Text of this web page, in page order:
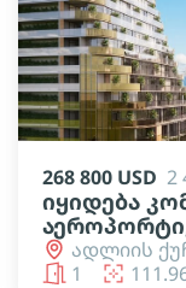
268 800 USD 2
იყიდება
ადლიის
1